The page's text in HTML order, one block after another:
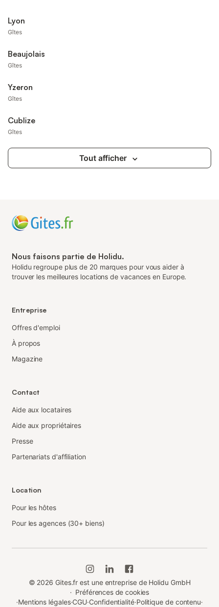
Lyon
Gîtes
Beaujolais
Gîtes
Yzeron
Gîtes
Cublize
Gîtes
Tout afficher
Nous faisons partie de Holidu.
Holidu regroupe plus de 20 marques pour vous aider à
trouver les meilleures locations de vacances en Europe.
Entreprise
Offres d'emploi
À propos
Magazine
Contact
Aide aux locataires
Aide aux propriétaires
Presse
Partenariats d'affiliation
Location
Pour les hôtes
Pour les agences (30+ biens)
© 2026 Gites.fr est une entreprise de Holidu GmbH
· Préférences de cookies
·Mentions légales·CGU·Confidentialité·Politique de contenu·